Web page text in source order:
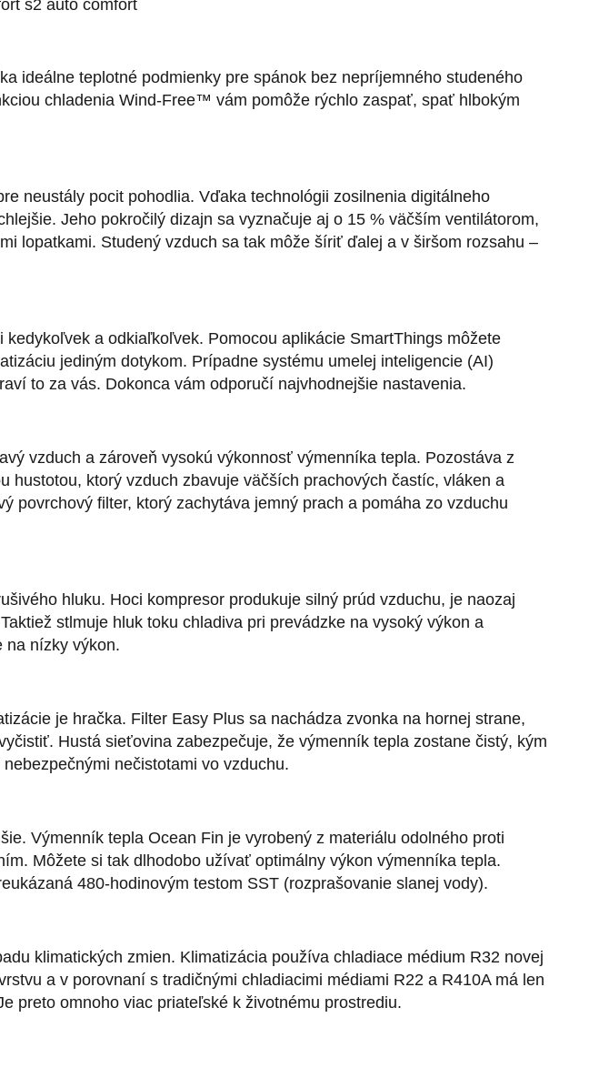
ideálne teplotné podmienky pre spánok bez nepríjemného studeného
chladenia Wind-Free™ vám pomôže rýchlo zaspať, spať hlbokým
neustály pocit pohodlia. Vďaka technológii zosilnenia digitálneho
Jeho pokročilý dizajn sa vyznačuje aj o 15 % väčším ventilátorom,
lopatkami. Studený vzduch sa tak môže šíriť ďalej a v širšom rozsahu –
a odkiaľkoľvek. Pomocou aplikácie SmartThings môžete
jediným dotykom. Prípadne systému umelej inteligencie (AI)
to za vás. Dokonca vám odporučí najvhodnejšie nastavenia.
vzduch a zároveň vysokú výkonnosť výmenníka tepla. Pozostáva z
hustotou, ktorý vzduch zbavuje väčších prachových častíc, vláken a
povrchový filter, ktorý zachytáva jemný prach a pomáha zo vzduchu
hluku. Hoci kompresor produkuje silný prúd vzduchu, je naozaj
stlmuje hluk toku chladiva pri prevádzke na vysoký výkon a
na nízky výkon.
je hračka. Filter Easy Plus sa nachádza zvonka na hornej strane,
Hustá sieťovina zabezpečuje, že výmenník tepla zostane čistý, kým
nečistotami vo vzduchu.
Výmenník tepla Ocean Fin je vyrobený z materiálu odolného proti
Môžete si tak dlhodobo užívať optimálny výkon výmenníka tepla.
480-hodinovým testom SST (rozprašovanie slanej vody).
klimatických zmien. Klimatizácia používa chladiace médium R32 novej
a v porovnaní s tradičnými chladiacimi médiami R22 a R410A má len
preto omnoho viac priateľské k životnému prostrediu.